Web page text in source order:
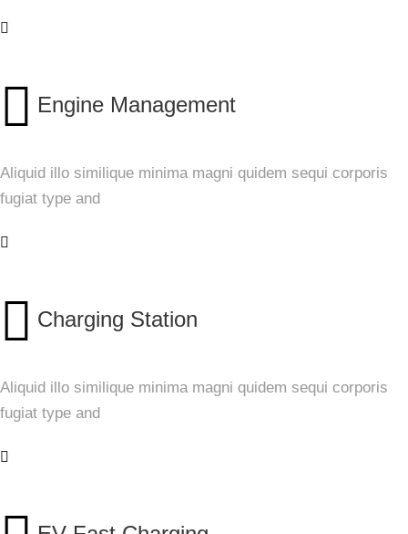
Engine Management
Aliquid illo similique minima magni quidem sequi corporis
fugiat type and
Charging Station
Aliquid illo similique minima magni quidem sequi corporis
fugiat type and